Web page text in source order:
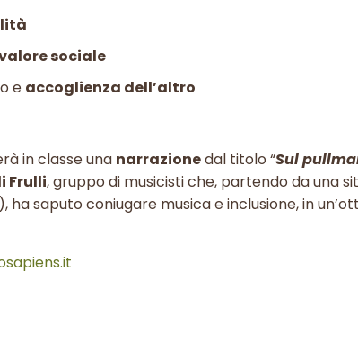
sociale
e accoglienza dell’altro
in classe una narrazionedal titolo “Sul
Frulli, gruppo di musicisti che, partendo da una
saputo coniugare musica e inclusione, in